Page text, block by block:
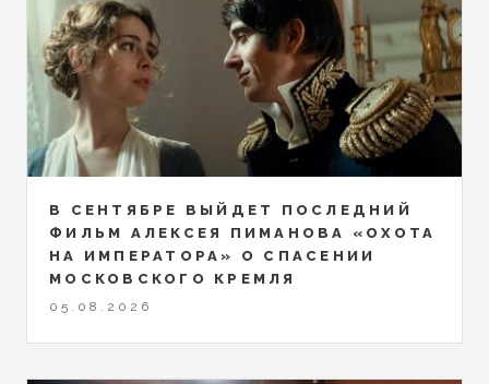
В СЕНТЯБРЕ ВЫЙДЕТ ПОСЛЕДНИЙ
ФИЛЬМ АЛЕКСЕЯ ПИМАНОВА «ОХОТА
НА ИМПЕРАТОРА» О СПАСЕНИИ
МОСКОВСКОГО КРЕМЛЯ
05.08.2026